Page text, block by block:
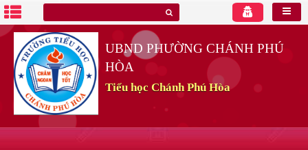
UBND PHƯỜNG CHÁNH PHÚ
HÒA
Tiểu học Chánh Phú Hòa